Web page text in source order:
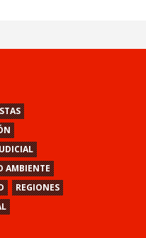
AMBIENTE
REGIONES